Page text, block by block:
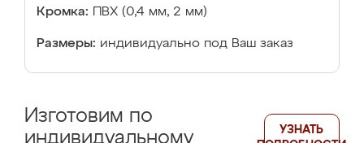
Кромка: ПВХ (0,4 мм, 2 мм)
Размеры: индивидуально под Ваш заказ
Изготовим по
индивидуальному
УЗНАТЬ